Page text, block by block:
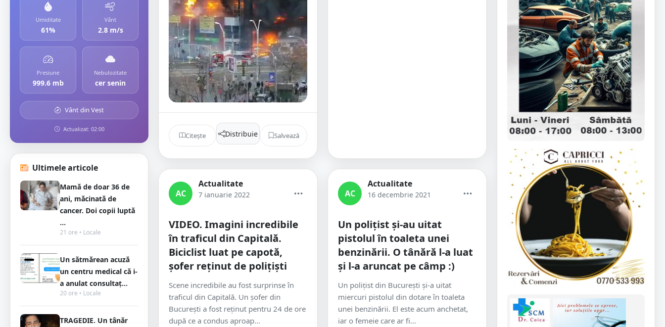
Umiditate
61%
Vânt
2.8 m/s
Presiune
999.6 mb
Nebulozitate
cer senin
Vânt din Vest
Actualizat: 02:00
Ultimele articole
Mamă de doar 36 de
ani, măcinată de
cancer. Doi copii luptă
...
21 ore • Locale
Un sătmărean acuză
un centru medical că i-
a anulat consultaț...
20 ore • Locale
TRAGEDIE. Un tânăr
Citește Distribuie Salvează
AC
Actualitate
7 ianuarie 2022
VIDEO. Imagini incredibile
în traficul din Capitală.
Biciclist luat pe capotă,
șofer reținut de polițiști
Scene incredibile au fost surprinse în
traficul din Capitală. Un șofer din
București a fost reținut pentru 24 de ore
după ce a condus aproap...
AC
Actualitate
16 decembrie 2021
Un polițist și-au uitat
pistolul în toaleta unei
benzinării. O tânără l-a luat
și l-a aruncat pe câmp :)
Un polițist din București și-a uitat
miercuri pistolul din dotare în toaleta
unei benzinării. El este acum anchetat,
iar o femeie care ar fi...